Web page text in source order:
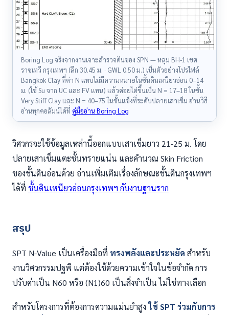
Boring Log จริงจากงานเจาะสำรวจดินของ SPN — หลุม BH-1 เขต
ราชเทวี กรุงเทพฯ (ลึก 30.45 ม. · GWL 0.50 ม.) เป็นตัวอย่างโปรไฟล์
Bangkok Clay ที่ค่า N แทบไม่มีความหมายในชั้นดินเหนียวอ่อน 0–14
ม. (ใช้ Su จาก UC และ FV แทน) แล้วค่อยไต่ขึ้นเป็น N = 17–18 ในชั้น
Very Stiff Clay และ N = 40–75 ในชั้นแข็งที่ระดับปลายเสาเข็ม อ่านวิธี
อ่านทุกคอลัมน์ได้ที่ คู่มืออ่าน Boring Log
วิศวกรจะใช้ข้อมูลเหล่านี้ออกแบบเสาเข็มยาว 21-25 ม. โดย
ปลายเสาเข็มแตะชั้นทรายแน่น และคำนวณ Skin Friction
ของชั้นดินอ่อนด้วย อ่านเพิ่มเติมเรื่องลักษณะชั้นดินกรุงเทพฯ
ได้ที่ ชั้นดินเหนียวอ่อนกรุงเทพฯ กับงานฐานราก
สรุป
SPT N-Value เป็นเครื่องมือที่ ทรงพลังและประหยัด สำหรับ
งานวิศวกรรมปฐพี แต่ต้องใช้ด้วยความเข้าใจในข้อจำกัด การ
ปรับค่าเป็น N60 หรือ (N1)60 เป็นสิ่งจำเป็น ไม่ใช่ทางเลือก
สำหรับโครงการที่ต้องการความแม่นยำสูงใช้ SPT ร่วมกับการ